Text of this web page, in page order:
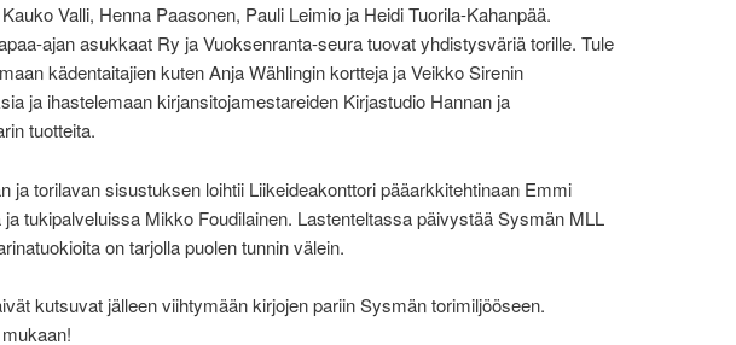
Valli, Henna Paasonen, Pauli Leimio ja Heidi Tuorila-Kahanpää.
ajan asukkaat Ry ja Vuoksenranta-seura tuovat yhdistysväriä torille. Tule
kädentaitajien kuten Anja Wählingin kortteja ja Veikko Sirenin
ja ihastelemaan kirjansitojamestareiden Kirjastudio Hannan ja
tuotteita.
ja torilavan sisustuksen loihtii Liikeideakonttori pääarkkitehtinaan Emmi
ja tukipalveluissa Mikko Foudilainen. Lastenteltassa päivystää Sysmän MLL
on tarjolla puolen tunnin välein.
kutsuvat jälleen viihtymään kirjojen pariin Sysmän torimiljööseen.